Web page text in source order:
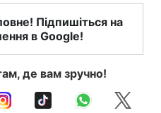
Підпишіться на
в Google!
де вам зручно!